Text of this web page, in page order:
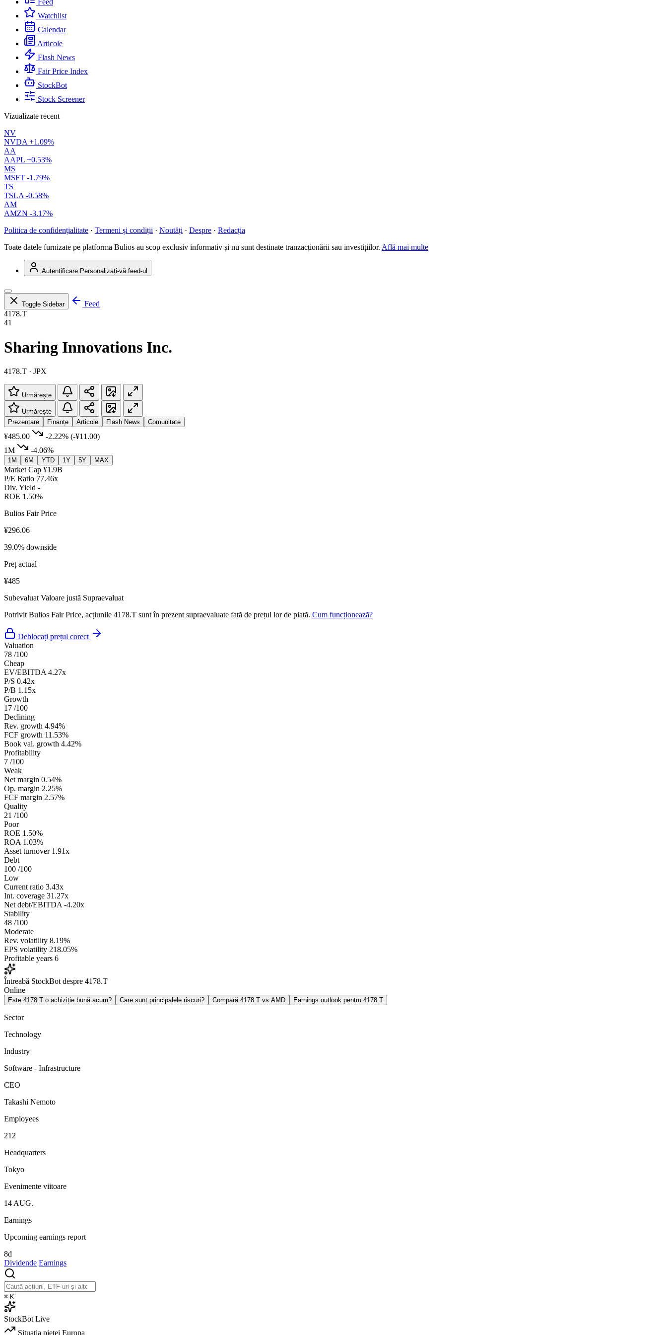
Feed
Watchlist
Calendar
Articole
Flash News
Fair Price Index
StockBot
Stock Screener
Vizualizate recent
NV
NVDA +1.09%
AA
AAPL +0.53%
MS
MSFT -1.79%
TS
TSLA -0.58%
AM
AMZN -3.17%
Politica de confidențialitate · Termeni și condiții · Noutăți · Despre · Redacția
Toate datele furnizate pe platforma Bulios au scop exclusiv informativ și nu sunt destinate tranzacționării sau investițiilor. Află mai multe
Autentificare Personalizați-vă feed-ul
Toggle Sidebar
Feed
4178.T
41
Sharing Innovations Inc.
4178.T · JPX
Urmărește
Urmărește
Prezentare
Finanțe Articole Flash News Comunitate
¥485.00 -2.22% (-¥11.00)
1M
-4.06%
1M 6M YTD 1Y 5Y MAX
Market Cap ¥1.9B
P/E Ratio 77.46x
Div. Yield -
ROE 1.50%
Bulios Fair Price
¥296.06
39.0% downside
Preț actual
¥485
Subevaluat Valoare justă Supraevaluat
Potrivit Bulios Fair Price, acțiunile 4178.T sunt în prezent supraevaluate față de prețul lor de piață. Cum funcționează?
Deblocați prețul corect
Valuation
78 /100
Cheap
EV/EBITDA 4.27x
P/S 0.42x
P/B 1.15x
Growth
17 /100
Declining
Rev. growth 4.94%
FCF growth 11.53%
Book val. growth 4.42%
Profitability
7 /100
Weak
Net margin 0.54%
Op. margin 2.25%
FCF margin 2.57%
Quality
21 /100
Poor
ROE 1.50%
ROA 1.03%
Asset turnover 1.91x
Debt
100 /100
Low
Current ratio 3.43x
Int. coverage 31.27x
Net debt/EBITDA -4.20x
Stability
48 /100
Moderate
Rev. volatility 8.19%
EPS volatility 218.05%
Profitable years 6
Întreabă StockBot despre 4178.T
Online
Este 4178.T o achiziție bună acum? Care sunt principalele riscuri? Compară 4178.T vs AMD Earnings outlook pentru 4178.T
Sector
Technology
Industry
Software - Infrastructure
CEO
Takashi Nemoto
Employees
212
Headquarters
Tokyo
Evenimente viitoare
14 AUG.
Earnings
Upcoming earnings report
8d
Dividende Earnings
⌘ K
StockBot Live
Situația pieței Europa